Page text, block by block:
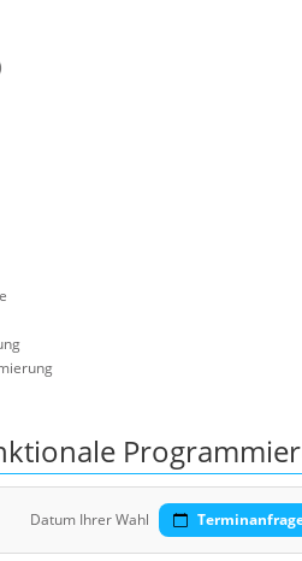
Datum Ihrer Wahl